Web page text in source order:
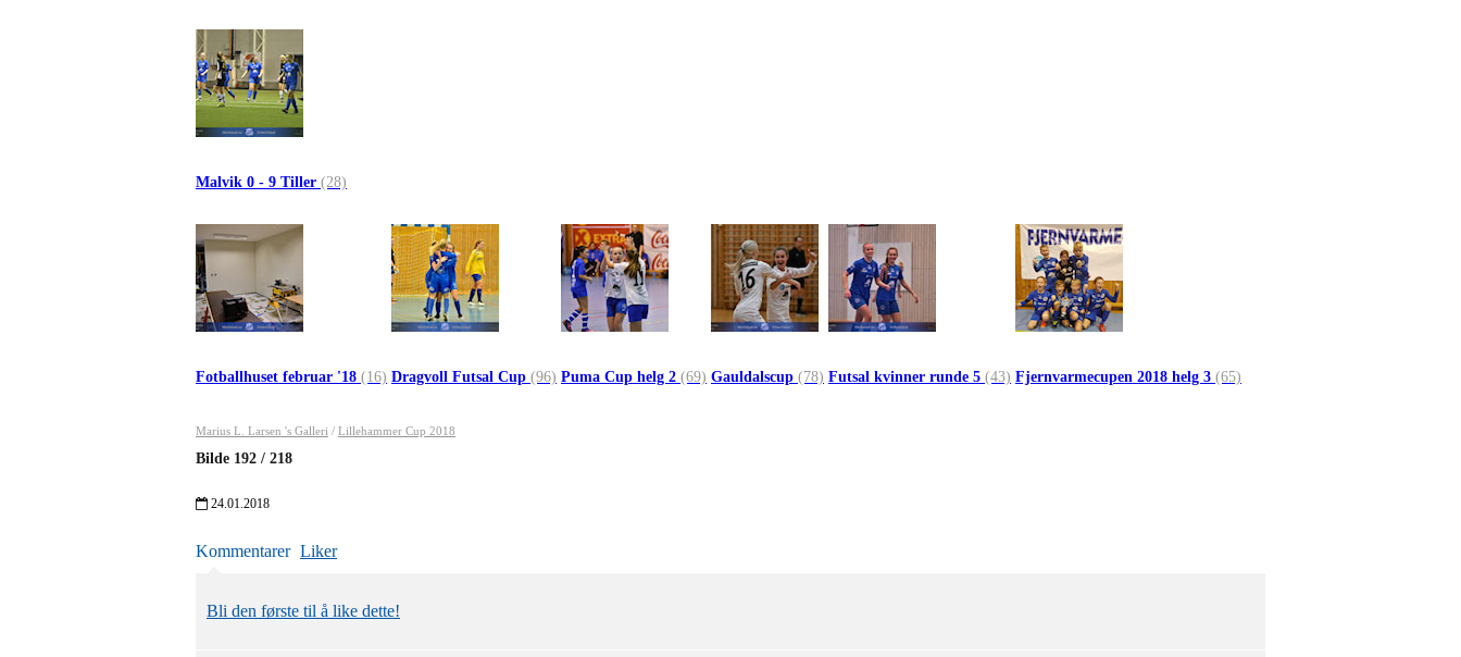
Malvik 0 - 9 Tiller (28)
Fotballhuset februar '18 (16) Dragvoll Futsal Cup (96) Puma Cup helg 2 (69) Gauldalscup (78) Futsal kvinner runde 5 (43) Fjernvarmecupen 2018 helg 3 (65)
Marius L. Larsen 's Galleri / Lillehammer Cup 2018
Bilde 192 / 218
24.01.2018
Kommentarer Liker
Bli den første til å like dette!